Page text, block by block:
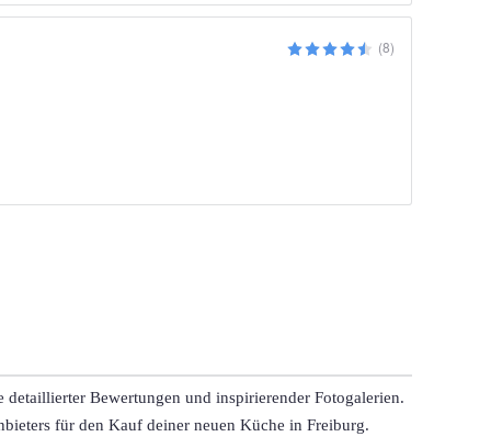
(8)
Bewertungen und inspirierender Fotogalerien.
für den Kauf deiner neuen Küche in Freiburg.